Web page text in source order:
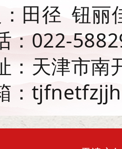
田径 钮丽
：022-
：天津市南
：